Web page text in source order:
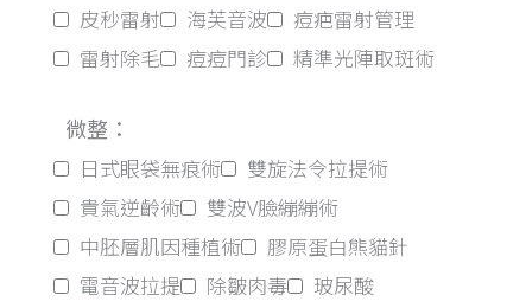
皮秒雷射 海芙音波
痘疤雷射管理
雷射除毛
痘痘門診 精準光陣取斑術
微整：
日式眼袋無痕術
雙旋法令拉提術
貴氣逆齡術
雙波V臉繃繃術
中胚層肌因種植術
膠原蛋白熊貓針
電音波拉提
除皺肉毒
玻尿酸